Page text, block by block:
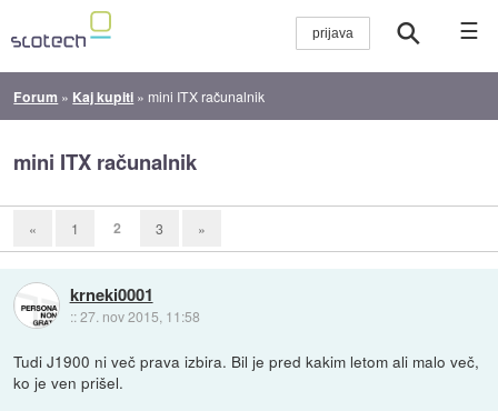
☰
Forum » Kaj kupiti » mini ITX računalnik
mini ITX računalnik
« 1 2 3 »
krneki0001
::27. nov 2015, 11:58
Tudi J1900 ni več prava izbira. Bil je pred kakim letom ali malo več,
ko je ven prišel.